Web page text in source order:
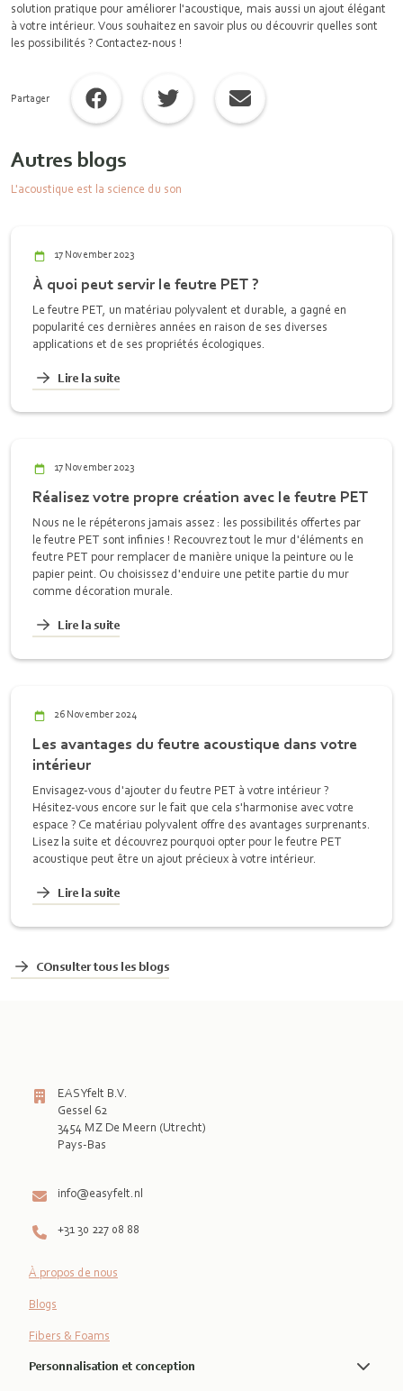
solution pratique pour améliorer l'acoustique, mais aussi un ajout élégant
à votre intérieur. Vous souhaitez en savoir plus ou découvrir quelles sont
les possibilités ? Contactez-nous !
Partager
Autres blogs
L'acoustique est la science du son
17 November 2023
À quoi peut servir le feutre PET ?
Le feutre PET, un matériau polyvalent et durable, a gagné en
popularité ces dernières années en raison de ses diverses
applications et de ses propriétés écologiques.
Lire la suite
17 November 2023
Réalisez votre propre création avec le feutre PET
Nous ne le répéterons jamais assez : les possibilités offertes par
le feutre PET sont infinies ! Recouvrez tout le mur d'éléments en
feutre PET pour remplacer de manière unique la peinture ou le
papier peint. Ou choisissez d'enduire une petite partie du mur
comme décoration murale.
Lire la suite
26 November 2024
Les avantages du feutre acoustique dans votre
intérieur
Envisagez-vous d'ajouter du feutre PET à votre intérieur ?
Hésitez-vous encore sur le fait que cela s'harmonise avec votre
espace ? Ce matériau polyvalent offre des avantages surprenants.
Lisez la suite et découvrez pourquoi opter pour le feutre PET
acoustique peut être un ajout précieux à votre intérieur.
Lire la suite
COnsulter tous les blogs
EASYfelt B.V.
Gessel 62
3454 MZ De Meern (Utrecht)
Pays-Bas
info@easyfelt.nl
+31 30 227 08 88
À propos de nous
Blogs
Fibers & Foams
Personnalisation et conception